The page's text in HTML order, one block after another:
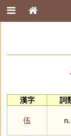
漢字
詞
伍 n.